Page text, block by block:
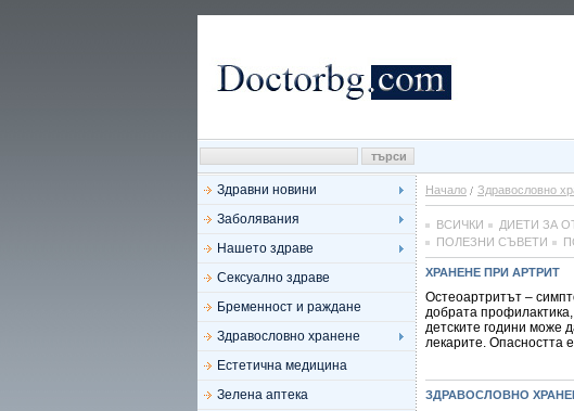
Здравни новини
Заболявания
Нашето здраве
Сексуално здраве
Бременност и раждане
Здравословно хранене
Естетична медицина
Зелена аптека
Начало Здравословно
ВСИЧКИ ДИЕТИ ЗА
ПОЛЕЗНИ СЪВЕТИ
ХРАНЕНЕ ПРИ АРТРИТ
Остеоартритът –
добрата
детските години може
лекарите. Опасността
ЗДРАВОСЛОВНО